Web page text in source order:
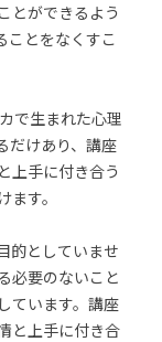
とができるよう
ことをなくすこ
で生まれた心理
だけあり、講座
上手に付き合う
す。
的としていませ
必要のないこと
ています。講座
と上手に付き合